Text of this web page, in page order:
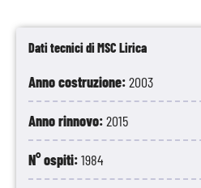
Dati tecnici di MSC Lirica
Anno costruzione:2003
Anno rinnovo:2015
N° ospiti:1984